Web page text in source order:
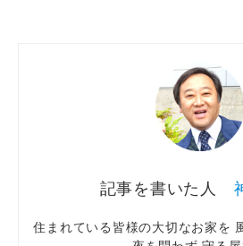
住まれている皆様の大切なお家を